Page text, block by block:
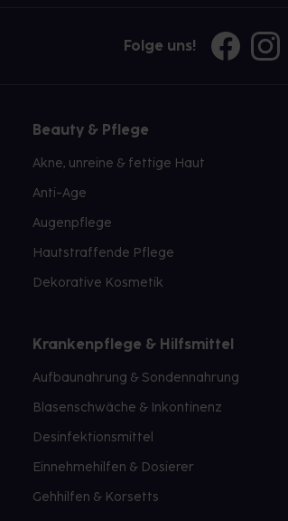
Folge uns!
Beauty & Pflege
Akne, unreine & fettige Haut
Anti-Age
Augenpflege
Hautstraffende Pflege
Dekorative Kosmetik
Krankenpflege & Hilfsmittel
Aufbaunahrung & Sondennahrung
Blasenschwäche & Inkontinenz
Desinfektionsmittel
Einnehmehilfen & Dosierer
Gehhilfen & Korsetts